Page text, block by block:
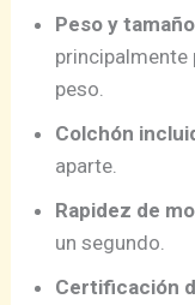
Peso y
principalmente
peso.
Colchón
aparte.
Rapidez de
un segundo.
Certificación